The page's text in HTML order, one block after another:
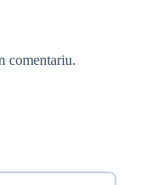
comentariu.